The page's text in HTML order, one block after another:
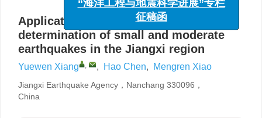
Application of sPL phase in focal depth
determination of small and moderate
earthquakes in the Jiangxi region
Yuewen Xiang , , Hao Chen, Mengren Xiao
Jiangxi Earthquake Agency，Nanchang 330096，
China
“海洋工程与地震科学进展”专栏
征稿函